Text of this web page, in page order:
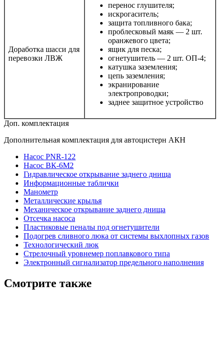
Доработка шасси для
перевозки ЛВЖ
перенос глушителя;
искрогаситель;
защита топливного бака;
проблесковый маяк — 2 шт.
оранжевого цвета;
ящик для песка;
огнетушитель — 2 шт. ОП-4;
катушка заземления;
цепь заземления;
экранирование
электропроводки;
заднее защитное устройство
Доп. комплектация
Дополнительная комплектация для автоцистерн АКН
Насос PNR-122
Насос ВК-6М2
Гидравлическое открывание заднего днища
Информационные таблички
Манометр
Металлические крылья
Механическое открывание заднего днища
Отсечка насоса
Пластиковые пеналы под огнетушители
Подогрев сливного люка от системы выхлопных газов
Технологический люк
Стрелочный уровнемер поплавкового типа
Электронный сигнализатор предельного наполнения
Смотрите также